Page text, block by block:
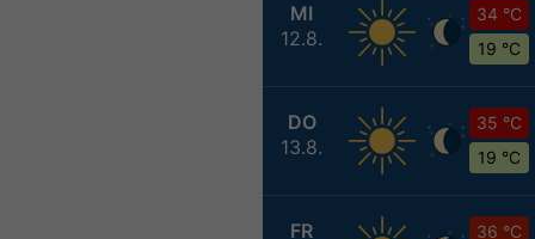
MI
12.8.
34 °C
19 °C
DO
13.8.
35 °C
19 °C
FR
36 °C